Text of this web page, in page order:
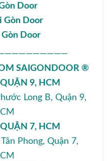
Door
Gòn Door
Gòn Door
SAIGONDOOR ®
9, HCM
Long B, Quận 9,
7, HCM
Phong, Quận 7,